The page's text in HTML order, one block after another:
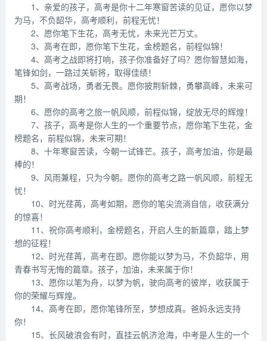
1、亲爱的孩子，高考是你十二年寒窗苦读的见证，愿你以梦
为马，不负韶华，高考顺利，前程无忧！
2、愿你笔下生花，高考无忧，未来光芒万丈。
3、高考在即，愿你笔下生花，金榜题名，前程似锦！
4、高考之战即将打响，孩子你准备好了吗？愿你智慧如海，
笔锋如剑，一路过关斩将，取得佳绩！
5、高考战场，勇者无畏。愿你披荆斩棘，勇攀高峰，未来可
期！
6、愿你的高考之旅一帆风顺，前程似锦，绽放无尽的辉煌！
7、孩子，高考是你人生的一个重要节点，愿你笔下生花，金
榜题名，前程似锦，未来可期！
8、十年寒窗苦读，今朝一试锋芒。孩子，高考加油，你是最
棒的！
9、风雨兼程，只为今朝。愿你的高考之路一帆风顺，前程无
忧！
10、时光荏苒，高考如期，愿你的笔尖流淌自信，收获满分
的惊喜！
11、祝你高考顺利，金榜题名，开启人生的新篇章，踏上梦
想的征程！
12、时光荏苒，高考在即。愿你能以梦为马，不负韶华，用
青春书写无悔的篇章。孩子，加油，未来属于你！
13、愿你以笔为舟，以梦为帆，驶向高考的彼岸，收获属于
你的荣耀与辉煌。
14、高考在即，愿你笔锋所至，梦想成真。爸妈永远支持
你！
15、长风破浪会有时，直挂云帆济沧海，中考是人生的一个